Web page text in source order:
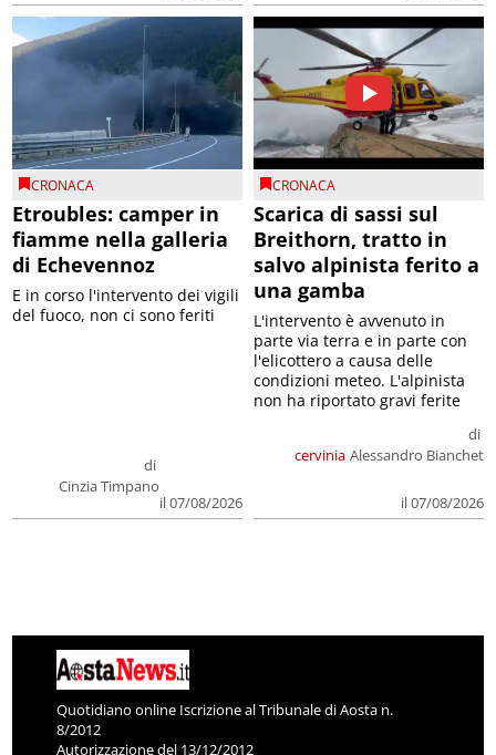
CRONACA
Etroubles: camper in
fiamme nella galleria
di Echevennoz
di
Cinzia Timpano
il 07/08/2026
E in corso l'intervento dei vigili
del fuoco, non ci sono feriti
CRONACA
Scarica di sassi sul
Breithorn, tratto in
salvo alpinista ferito a
una gamba
cervinia
di
Alessandro Bianchet
il 07/08/2026
L'intervento è avvenuto in
parte via terra e in parte con
l'elicottero a causa delle
condizioni meteo. L'alpinista
non ha riportato gravi ferite
Quotidiano online Iscrizione al Tribunale di Aosta n.
8/2012
Autorizzazione del 13/12/2012